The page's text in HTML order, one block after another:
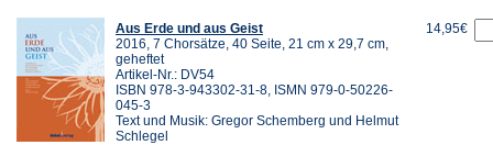
Aus Erde und aus Geist
2016, 7 Chorsätze, 40 Seite, 21 cm x 29,7 cm,
geheftet
Artikel-Nr.: DV54
ISBN 978-3-943302-31-8, ISMN 979-0-50226-
045-3
Text und Musik: Gregor Schemberg und Helmut
Schlegel
14,95€